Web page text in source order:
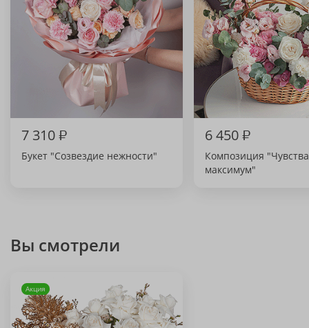
7 310₽
Букет "Созвездие нежности"
6 450₽
Композиция
максимум"
Вы смотрели
Акция